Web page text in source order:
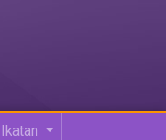
Ikatan